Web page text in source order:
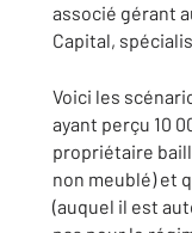
associé gérant
Capital,
Voici les
ayant perçu 10
propriétaire
non meublé) et
(auquel il est